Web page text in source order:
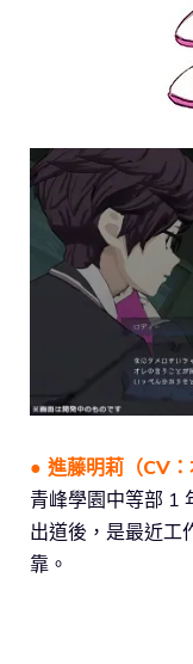
● 進藤明莉 （CV
青峰學園中等部 1
出道後，是最近工
靠。